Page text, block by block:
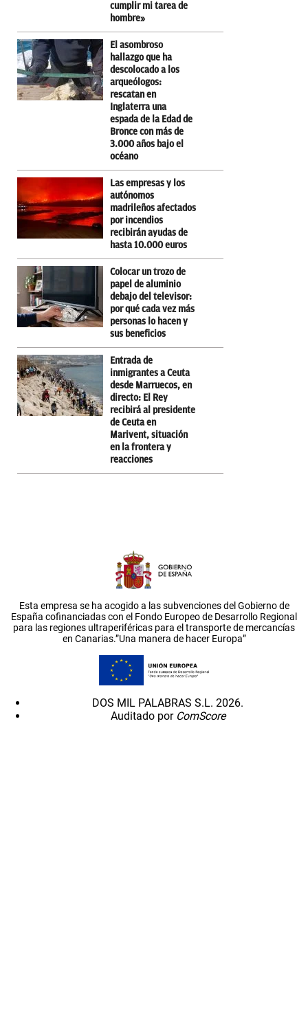
cumplir mi tarea de
hombre»
El asombroso
hallazgo que ha
descolocado a los
arqueólogos:
rescatan en
Inglaterra una
espada de la Edad de
Bronce con más de
3.000 años bajo el
océano
Las empresas y los
autónomos
madrileños afectados
por incendios
recibirán ayudas de
hasta 10.000 euros
Colocar un trozo de
papel de aluminio
debajo del televisor:
por qué cada vez más
personas lo hacen y
sus beneficios
Entrada de
inmigrantes a Ceuta
desde Marruecos, en
directo: El Rey
recibirá al presidente
de Ceuta en
Marivent, situación
en la frontera y
reacciones
Esta empresa se ha acogido a las subvenciones del Gobierno de
España cofinanciadas con el Fondo Europeo de Desarrollo Regional
para las regiones ultraperiféricas para el transporte de mercancías
en Canarias.”Una manera de hacer Europa”
DOS MIL PALABRAS S.L. 2026.
Auditado por ComScore